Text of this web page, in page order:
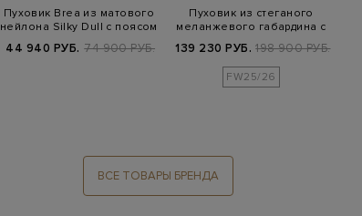
Пуховик Brea из матового
нейлона Silky Dull с поясом
44 940 РУБ. 74 900 РУБ.
Пуховик из стеганого
меланжевого габардина с
139 230 РУБ. 198 900 РУБ.
FW25/26
ВСЕ ТОВАРЫ БРЕНДА